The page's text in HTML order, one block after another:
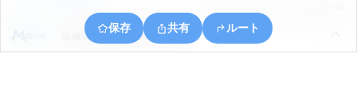
保存 共有 ルート
茨城県常陸太田市天下野町